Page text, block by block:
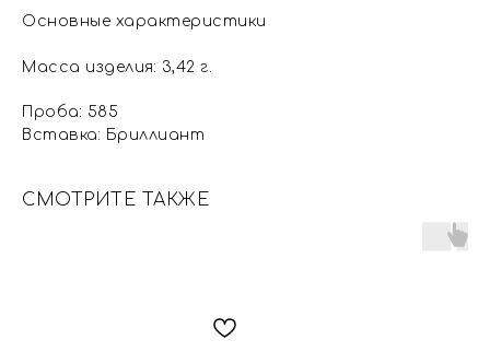
Основные характеристики
Масса изделия: 3,42 г.
Проба: 585
Вставка: Бриллиант
СМОТРИТЕ ТАКЖЕ